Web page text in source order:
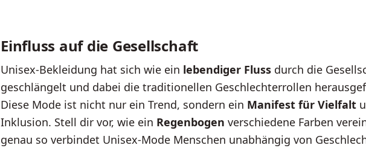
Einfluss auf die Gesellschaft
Unisex-Bekleidung hat sich wie ein lebendiger Fluss durch die
geschlängelt und dabei die traditionellen Geschlechterrollen
Diese Mode ist nicht nur ein Trend, sondern ein Manifest für Vielfalt
Inklusion. Stell dir vor, wie ein Regenbogen verschiedene Farben
genau so verbindet Unisex-Mode Menschen unabhängig von